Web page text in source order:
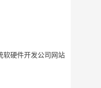
软硬件开发公司网站